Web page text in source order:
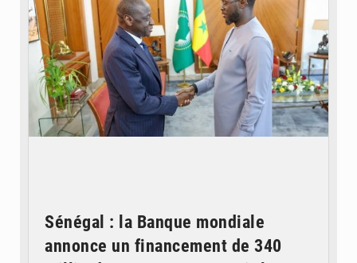
Sénégal : la Banque mondiale
annonce un financement de 340